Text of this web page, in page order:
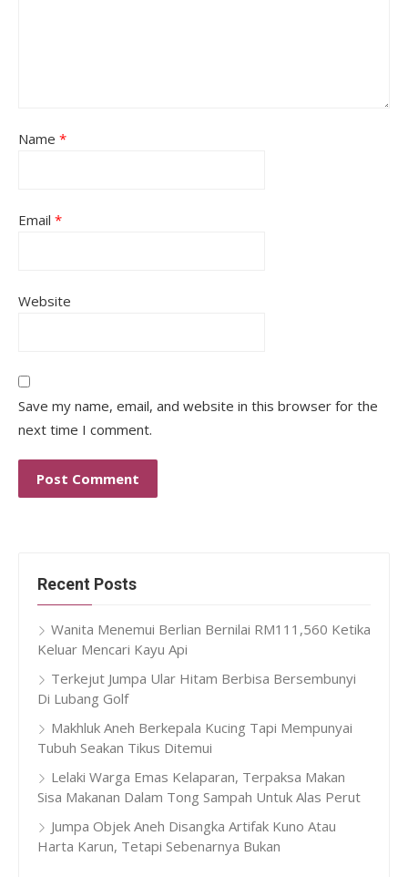
Name *
Email *
Website
Save my name, email, and website in this browser for the
next time I comment.
Recent Posts
Wanita Menemui Berlian Bernilai RM111,560 Ketika
Keluar Mencari Kayu Api
Terkejut Jumpa Ular Hitam Berbisa Bersembunyi
Di Lubang Golf
Makhluk Aneh Berkepala Kucing Tapi Mempunyai
Tubuh Seakan Tikus Ditemui
Lelaki Warga Emas Kelaparan, Terpaksa Makan
Sisa Makanan Dalam Tong Sampah Untuk Alas Perut
Jumpa Objek Aneh Disangka Artifak Kuno Atau
Harta Karun, Tetapi Sebenarnya Bukan